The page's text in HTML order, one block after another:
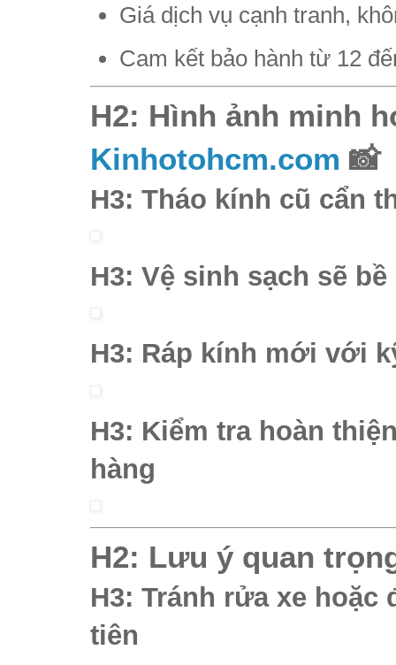
Giá dịch vụ cạnh tranh,
Cam kết bảo hành từ 12
H2: Hình ảnh minh
Kinhotohcm.com 📸
H3: Tháo kính cũ cẩn
H3: Vệ sinh sạch sẽ
H3: Ráp kính mới với
H3: Kiểm tra hoàn
hàng
H2: Lưu ý quan
H3: Tránh rửa xe
tiên